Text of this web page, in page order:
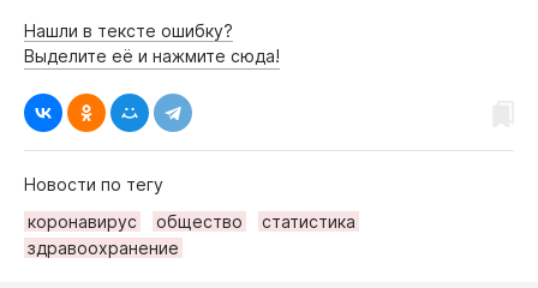
Нашли в тексте ошибку?
Выделите её и нажмите сюда!
Новости по тегу
коронавирус
общество
статистика
здравоохранение